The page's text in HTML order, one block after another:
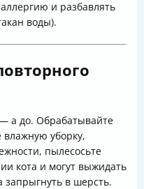
и разбавлять
воды).
а до. Обрабатывайте
влажную уборку,
пылесосьте
кота и могут выжидать
запрыгнуть в шерсть.